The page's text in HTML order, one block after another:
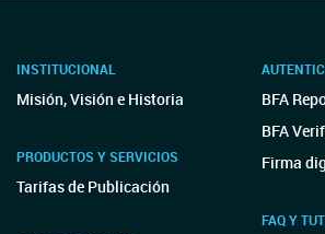
INSTITUCIONAL
Misión, Visión e Historia
PRODUCTOS Y SERVICIOS
Tarifas de Publicación
BFA
BFA
Firma
FAQ Y